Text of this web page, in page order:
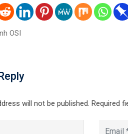
OSI
will not be published. Required